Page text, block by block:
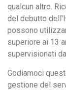
qualcun altro.
del debutto
possono
superiore ai 13
supervisionati
Godiamoci
gestione del